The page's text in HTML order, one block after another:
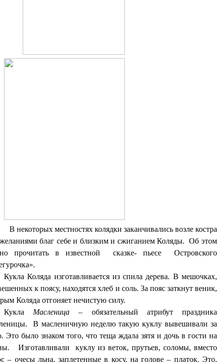
местностях колядки заканчивались возле костра
благ себе и близким и сжиганием Коляды. Об этом
прочитать в известной сказке- пьесе Островского
Кукла Коляда изготавливается из спила дерева. В мешочках,
к поясу, находятся хлеб и соль. За пояс заткнут веник,
Коляда отгоняет нечистую силу.
Кукла Масленица – обязательный атрибут праздника
В масленичную неделю такую куклу вывешивали за
Это было знаком того, что теща ждала зятя и дочь в гости на
Изготавливали куклу из веток, прутьев, соломы, вместо
– очесы льна, заплетенные в косу, на голове – платок. Это,